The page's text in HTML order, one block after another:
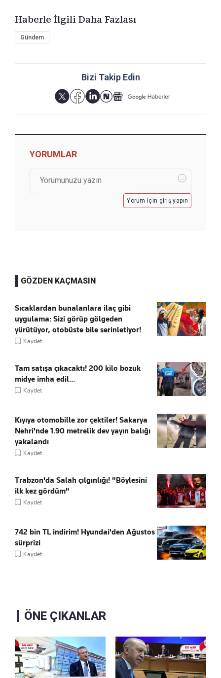
Haberle İlgili Daha Fazlası
Gündem
Bizi Takip Edin
YORUMLAR
Yorum için giriş yapın
GÖZDEN KAÇMASIN
Sıcaklardan bunalanlara ilaç gibi
uygulama: Sizi görüp gölgeden
yürütüyor, otobüste bile serinletiyor!
Kaydet
Tam satışa çıkacaktı! 200 kilo bozuk
midye imha edil...
Kaydet
Kıyıya otomobille zor çektiler! Sakarya
Nehri'nde 1.90 metrelik dev yayın balığı
yakalandı
Kaydet
Trabzon'da Salah çılgınlığı! "Böylesini
ilk kez gördüm"
Kaydet
742 bin TL indirim! Hyundai'den Ağustos
sürprizi
Kaydet
ÖNE ÇIKANLAR